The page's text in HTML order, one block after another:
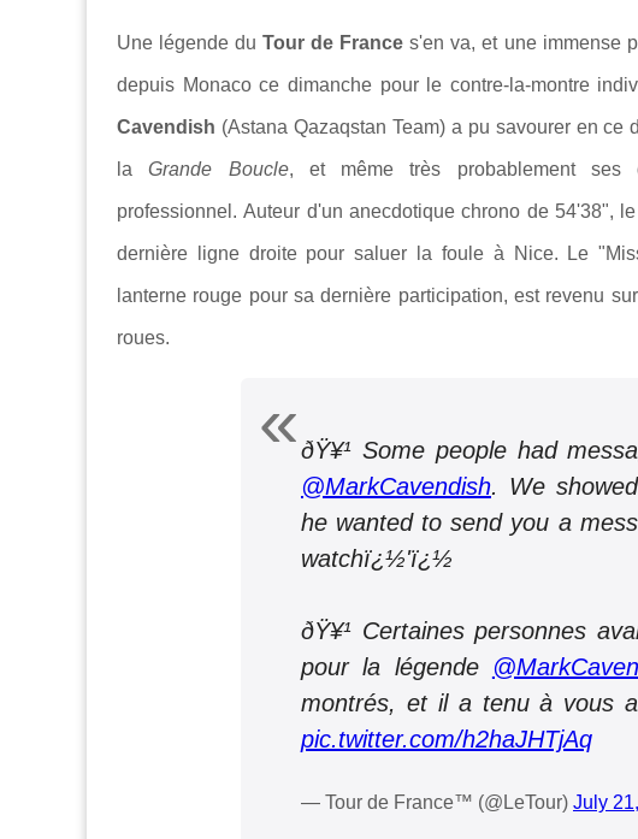
Une légende duTour de France s'en va, et une immense
depuis Monaco ce dimanche pour le contre-la-montre
Cavendish (Astana Qazaqstan Team) a pu savourer en ce
laGrande Boucle, et même très probablement
professionnel. Auteur d'un anecdotique chrono de 54'38",
dernière ligne droite pour saluer la foule à Nice. Le
lanterne rouge pour sa dernière participation, est revenu
roues.
ðŸ¥¹ Some people had
@MarkCavendish. We
he wanted to send you a
watchï¿½'ï¿½
ðŸ¥¹ Certaines personnes
pour la légende
montrés, et il a tenu à vous
pic.twitter.com/h2haJHTjAq
— Tour de France™ (@LeTour) July